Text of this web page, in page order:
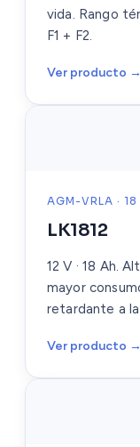
vida. Rango
F1 + F2.
Ver producto →
AGM-VRLA · 18
LK1812
12 V · 18 Ah.
mayor
retardante a
Ver producto →